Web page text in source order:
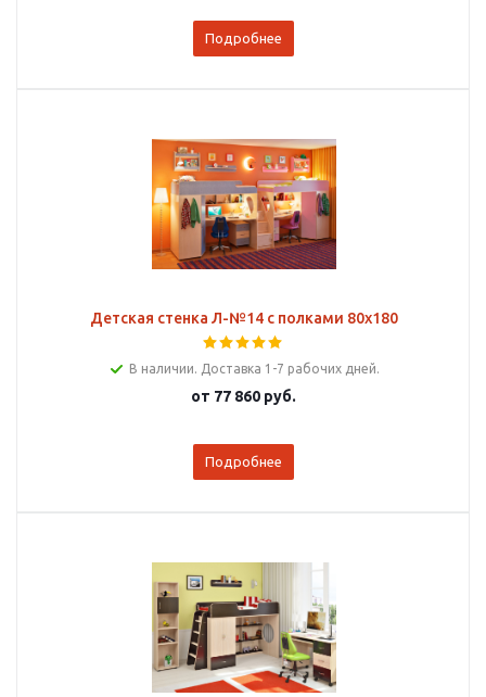
Подробнее
Детская стенка Л-№14 с полками 80х180
В наличии. Доставка 1-7 рабочих дней.
от 77 860 руб.
Подробнее